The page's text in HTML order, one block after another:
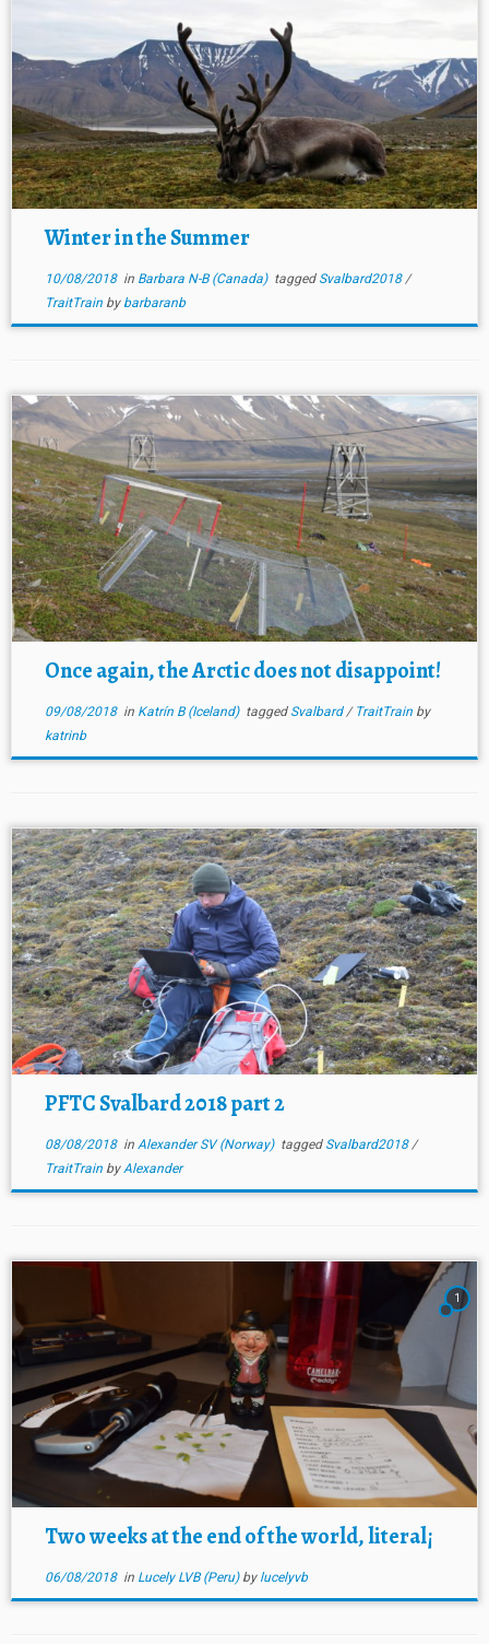
Winter in the Summer
10/08/2018in Barbara N-B (Canada) tagged Svalbard2018/
TraitTrain by barbaranb
Once again, the Arctic does not disappoint!
09/08/2018in Katrín B (Iceland) tagged Svalbard/ TraitTrain by
katrinb
PFTC Svalbard 2018 part 2
08/08/2018in Alexander SV (Norway) tagged Svalbard2018/
TraitTrain byAlexander
1
Two weeks at the end of the world, literal¡
06/08/2018in Lucely LVB (Peru) by lucelyvb